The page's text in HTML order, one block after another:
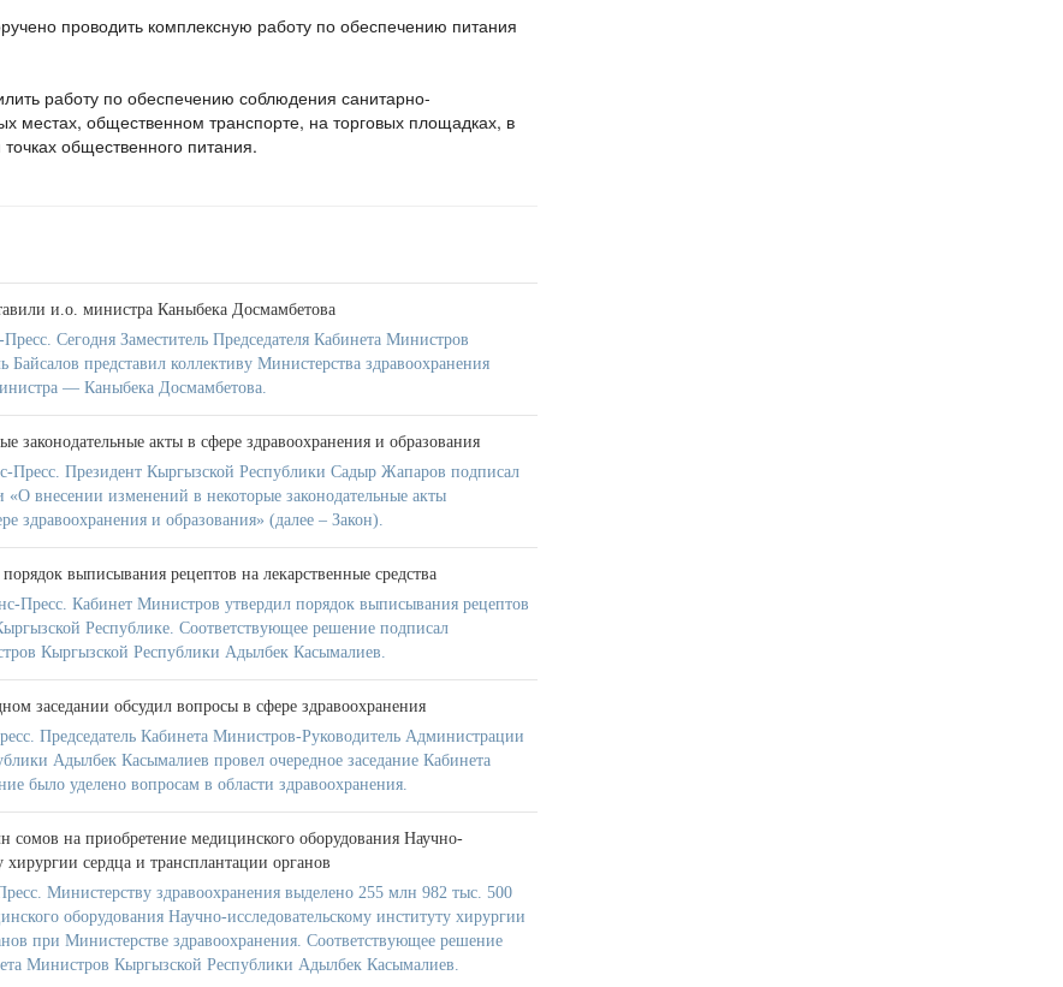
проводить комплексную работу по обеспечению питания
работу по обеспечению соблюдения санитарно-
местах, общественном транспорте, на торговых площадках, в
общественного питания.
и.о. министра Каныбека Досмамбетова
Сегодня Заместитель Председателя Кабинета Министров
представил коллективу Министерства здравоохранения
— Каныбека Досмамбетова.
законодательные акты в сфере здравоохранения и образования
Президент Кыргызской Республики Садыр Жапаров подписал
внесении изменений в некоторые законодательные акты
здравоохранения и образования» (далее – Закон).
выписывания рецептов на лекарственные средства
Пресс. Кабинет Министров утвердил порядок выписывания рецептов
Республике. Соответствующее решение подписал
Кыргызской Республики Адылбек Касымалиев.
заседании обсудил вопросы в сфере здравоохранения
Председатель Кабинета Министров-Руководитель Администрации
Адылбек Касымалиев провел очередное заседание Кабинета
было уделено вопросам в области здравоохранения.
сомов на приобретение медицинского оборудования Научно-
хирургии сердца и трансплантации органов
Министерству здравоохранения выделено 255 млн 982 тыс. 500
оборудования Научно-исследовательскому институту хирургии
при Министерстве здравоохранения. Соответствующее решение
Министров Кыргызской Республики Адылбек Касымалиев.